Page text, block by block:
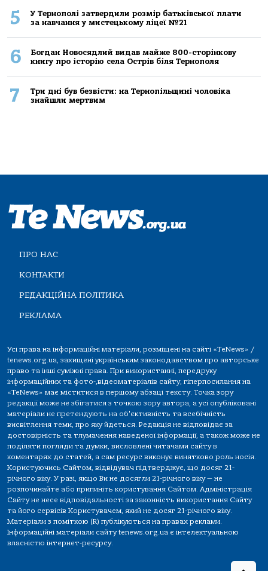
5
У Тернополі затвердили розмір батьківської плати
за навчання у мистецькому ліцеї №21
6
Богдан Новосядлий видав майже 800-сторінкову
книгу про історію села Острів біля Тернополя
7
Три дні був безвісти: на Тернопільщині чоловіка
знайшли мертвим
ПРО НАС
КОНТАКТИ
РЕДАКЦІЙНА ПОЛІТИКА
РЕКЛАМА
Усі права на інформаційні матеріали, розміщені на сайті «TeNews» /
tenews.org.ua, захищені українським законодавством про авторське
право та інші суміжні права. При використанні, передруку
інформаційних та фото-,відеоматеріалів сайту, гіперпосилання на
«TeNews» має міститися в першому абзаці тексту. Точка зору
редакції може не збігатися з точкою зору автора, а усі опубліковані
матеріали не претендують на об'єктивність та всебічність
висвітлення теми, про яку йдеться. Редакція не відповідає за
достовірність та тлумачення наведеної інформації, а також може не
поділяти погляди та думки, висловлені читачами сайту в
коментарях до статей, а сам ресурс виконує винятково роль носія.
Користуючись Сайтом, відвідувач підтверджує, що досяг 21-
річного віку. У разі, якщо Ви не досягли 21-річного віку — не
розпочинайте або припиніть користування Сайтом. Адміністрація
Сайту не несе відповідальності за законність використання Сайту
та його сервісів Користувачем, який не досяг 21-річного віку.
Матеріали з поміткою (R) публікуються на правах реклами.
Інформаційні матеріали сайту tenews.org.ua є інтелектуальною
власністю інтернет-ресурсу.